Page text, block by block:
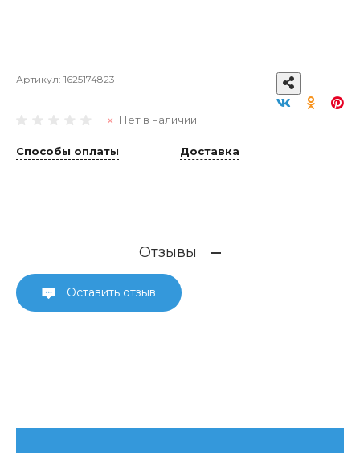
Артикул: 1625174823
Нет в наличии
Способы оплаты Доставка
Отзывы
Оставить отзыв